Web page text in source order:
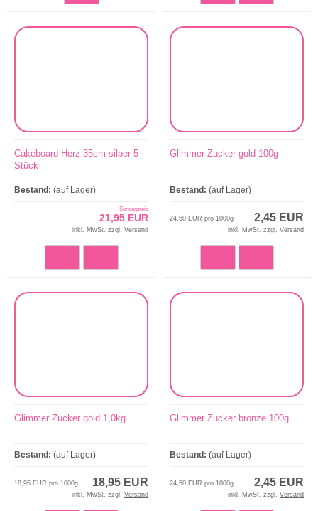
Cakeboard Herz 35cm silber 5
Stück
Bestand: (auf Lager)
Sonderpreis
21,95 EUR
inkl. MwSt. zzgl. Versand
Glimmer Zucker gold 100g
Bestand: (auf Lager)
2,45 EUR
24,50 EUR pro 1000g
inkl. MwSt. zzgl. Versand
Glimmer Zucker gold 1,0kg
Bestand: (auf Lager)
18,95 EUR
18,95 EUR pro 1000g
inkl. MwSt. zzgl. Versand
Glimmer Zucker bronze 100g
Bestand: (auf Lager)
2,45 EUR
24,50 EUR pro 1000g
inkl. MwSt. zzgl. Versand